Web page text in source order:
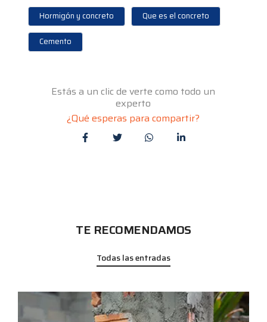
Hormigón y concreto Que es el concreto
Cemento
Estás a un clic de verte como todo un
experto
¿Qué esperas para compartir?
TE RECOMENDAMOS
Todas las entradas